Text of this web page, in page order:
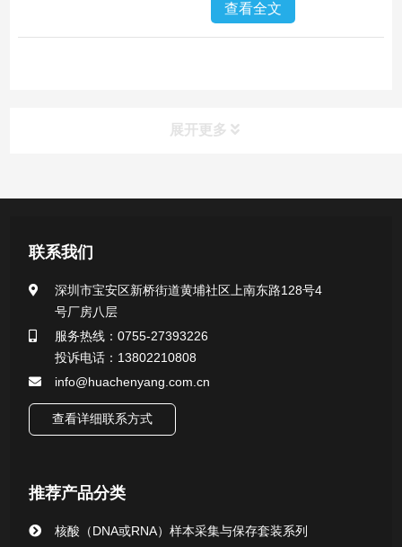
查看全文
展开更多
产品中心
医用无菌采样拭子系列
一次性使用采样器系列
微生物样本保存液（通用运输传媒介质）系列
核酸（DNA&RNA）样本采集与保存套装系列
唾液样本采集装置系列
联系我们
深圳市宝安区新桥街道黄埔社区上南东路128号4
号厂房八层
服务热线：0755-27393226
投诉电话：13802210808
info@huachenyang.com.cn
查看详细联系方式
推荐产品分类
核酸（DNA或RNA）样本采集与保存套装系列